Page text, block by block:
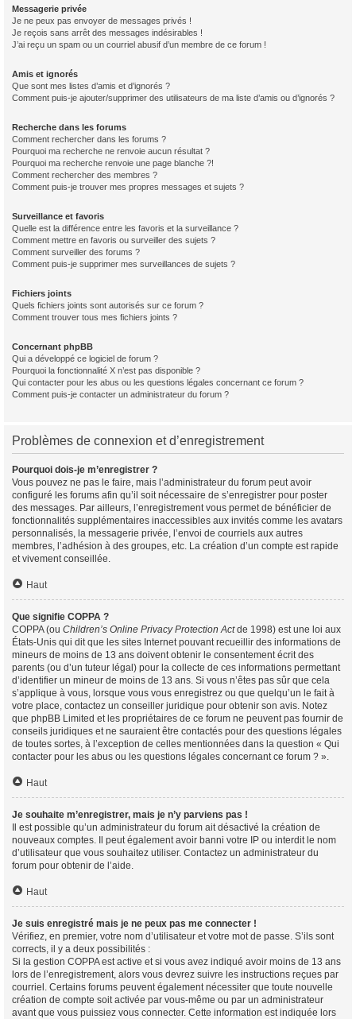
Messagerie privée
Je ne peux pas envoyer de messages privés !
Je reçois sans arrêt des messages indésirables !
J’ai reçu un spam ou un courriel abusif d’un membre de ce forum !
Amis et ignorés
Que sont mes listes d’amis et d’ignorés ?
Comment puis-je ajouter/supprimer des utilisateurs de ma liste d’amis ou d’ignorés ?
Recherche dans les forums
Comment rechercher dans les forums ?
Pourquoi ma recherche ne renvoie aucun résultat ?
Pourquoi ma recherche renvoie une page blanche ?!
Comment rechercher des membres ?
Comment puis-je trouver mes propres messages et sujets ?
Surveillance et favoris
Quelle est la différence entre les favoris et la surveillance ?
Comment mettre en favoris ou surveiller des sujets ?
Comment surveiller des forums ?
Comment puis-je supprimer mes surveillances de sujets ?
Fichiers joints
Quels fichiers joints sont autorisés sur ce forum ?
Comment trouver tous mes fichiers joints ?
Concernant phpBB
Qui a développé ce logiciel de forum ?
Pourquoi la fonctionnalité X n’est pas disponible ?
Qui contacter pour les abus ou les questions légales concernant ce forum ?
Comment puis-je contacter un administrateur du forum ?
Problèmes de connexion et d’enregistrement
Pourquoi dois-je m’enregistrer ?
Vous pouvez ne pas le faire, mais l’administrateur du forum peut avoir
configuré les forums afin qu’il soit nécessaire de s’enregistrer pour poster
des messages. Par ailleurs, l’enregistrement vous permet de bénéficier de
fonctionnalités supplémentaires inaccessibles aux invités comme les avatars
personnalisés, la messagerie privée, l’envoi de courriels aux autres
membres, l’adhésion à des groupes, etc. La création d’un compte est rapide
et vivement conseillée.
Haut
Que signifie COPPA ?
COPPA (ou Children’s Online Privacy Protection Actde 1998) est une loi aux
États-Unis qui dit que les sites Internet pouvant recueillir des informations de
mineurs de moins de 13 ans doivent obtenir le consentement écrit des
parents (ou d’un tuteur légal) pour la collecte de ces informations permettant
d’identifier un mineur de moins de 13 ans. Si vous n’êtes pas sûr que cela
s’applique à vous, lorsque vous vous enregistrez ou que quelqu’un le fait à
votre place, contactez un conseiller juridique pour obtenir son avis. Notez
que phpBB Limited et les propriétaires de ce forum ne peuvent pas fournir de
conseils juridiques et ne sauraient être contactés pour des questions légales
de toutes sortes, à l’exception de celles mentionnées dans la question « Qui
contacter pour les abus ou les questions légales concernant ce forum ? ».
Haut
Je souhaite m’enregistrer, mais je n’y parviens pas !
Il est possible qu’un administrateur du forum ait désactivé la création de
nouveaux comptes. Il peut également avoir banni votre IP ou interdit le nom
d’utilisateur que vous souhaitez utiliser. Contactez un administrateur du
forum pour obtenir de l’aide.
Haut
Je suis enregistré mais je ne peux pas me connecter !
Vérifiez, en premier, votre nom d’utilisateur et votre mot de passe. S’ils sont
corrects, il y a deux possibilités :
Si la gestion COPPA est active et si vous avez indiqué avoir moins de 13 ans
lors de l’enregistrement, alors vous devrez suivre les instructions reçues par
courriel. Certains forums peuvent également nécessiter que toute nouvelle
création de compte soit activée par vous-même ou par un administrateur
avant que vous puissiez vous connecter. Cette information est indiquée lors